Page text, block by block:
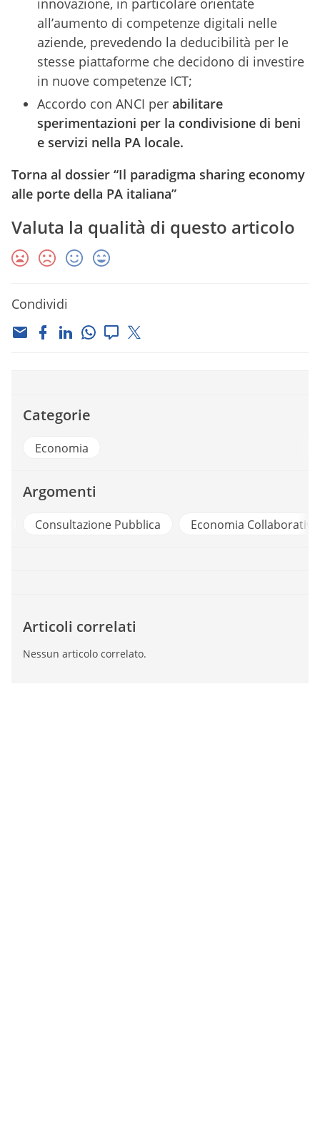
innovazione, in particolare orientate
all’aumento di competenze digitali nelle
aziende, prevedendo la deducibilità per le
stesse piattaforme che decidono di investire
in nuove competenze ICT;
Accordo con ANCI per abilitare
sperimentazioni per la condivisione di beni
e servizi nella PA locale.
Torna al dossier “Il paradigma sharing economy
alle porte della PA italiana”
Valuta la qualità di questo articolo
Condividi
Categorie
Economia
Argomenti
Consultazione Pubblica Economia Collaborativa
Articoli correlati
Nessun articolo correlato.